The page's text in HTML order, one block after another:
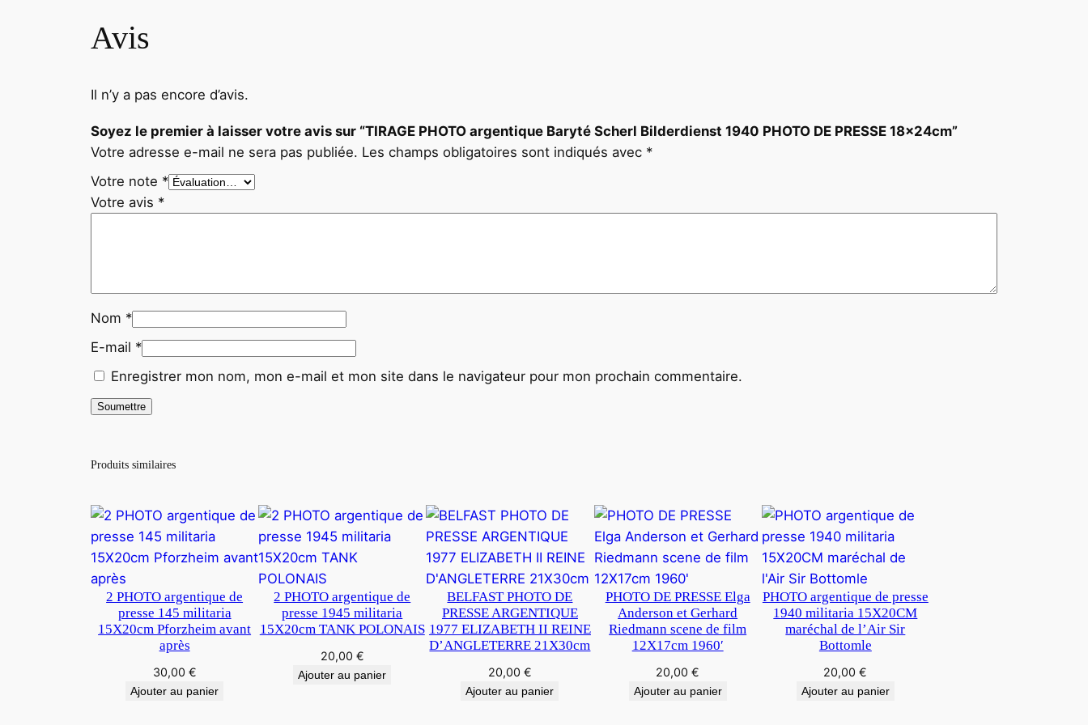
n
s
O
S
E
1
8
x
2
4
c
Avis
Il n’y a pas encore d’avis.
Soyez le premier à laisser votre avis sur “TIRAGE PHOTO argentique Baryté Scherl Bilderdienst 1940 PHOTO DE PRESSE 18x24cm”
Votre adresse e-mail ne sera pas publiée. Les champs obligatoires sont indiqués avec *
Votre note *
Votre avis *
Nom *
E-mail *
Enregistrer mon nom, mon e-mail et mon site dans le navigateur pour mon prochain commentaire.
Produits similaires
2 PHOTO argentique de
presse 145 militaria
15X20cm Pforzheim avant
après
30,00 €
Ajouter au panier
2 PHOTO argentique de
presse 1945 militaria
15X20cm TANK POLONAIS
20,00 €
Ajouter au panier
BELFAST PHOTO DE
PRESSE ARGENTIQUE
1977 ELIZABETH II REINE
D’ANGLETERRE 21X30cm
20,00 €
Ajouter au panier
PHOTO DE PRESSE Elga
Anderson et Gerhard
Riedmann scene de film
12X17cm 1960′
20,00€
Ajouter au panier
PHOTO argentique de presse
1940 militaria 15X20CM
maréchal de l’Air Sir
Bottomle
20,00€
Ajouter au panier